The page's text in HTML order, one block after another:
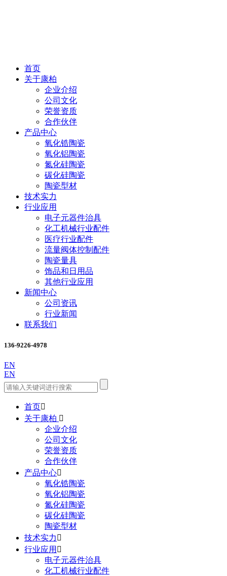
首页
关于康柏
企业介绍
公司文化
荣誉资质
合作伙伴
产品中心
氧化锆陶瓷
氧化铝陶瓷
氮化硅陶瓷
碳化硅陶瓷
陶瓷型材
技术实力
行业应用
电子元器件治具
化工机械行业配件
医疗行业配件
流量阀体控制配件
陶瓷量具
饰品和日用品
其他行业应用
新闻中心
公司资讯
行业新闻
联系我们
136-9226-4978
EN
EN
首页
关于康柏 
企业介绍
公司文化
荣誉资质
合作伙伴
产品中心
氧化锆陶瓷
氧化铝陶瓷
氮化硅陶瓷
碳化硅陶瓷
陶瓷型材
技术实力 
行业应用 
电子元器件治具
化工机械行业配件